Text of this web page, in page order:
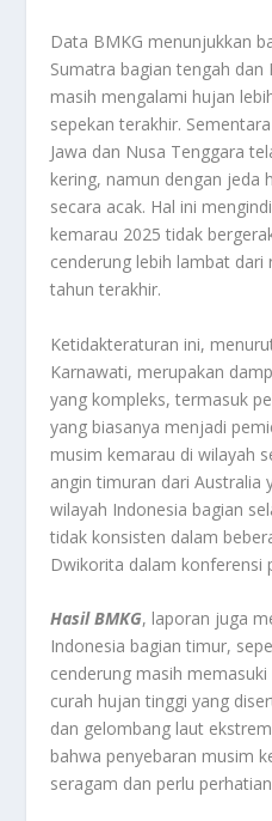
Data BMKG menunjukkan
Sumatra bagian tengah
masih mengalami hujan
sepekan terakhir.
Jawa dan Nusa Tenggara
kering, namun dengan jeda
secara acak. Hal ini
kemarau 2025 tidak
cenderung lebih lambat
tahun terakhir.
Ketidakteraturan ini,
Karnawati, merupakan
yang kompleks, termasuk
yang biasanya menjadi
musim kemarau di wilayah
angin timuran dari Australia
wilayah Indonesia bagian
tidak konsisten dalam
Dwikorita dalam konferensi
Hasil BMKG, laporan juga
Indonesia bagian timur,
cenderung masih
curah hujan tinggi yang
dan gelombang laut
bahwa penyebaran musim
seragam dan perlu